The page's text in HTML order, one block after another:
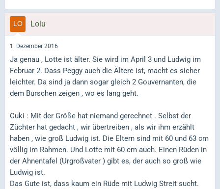
Lolu
1. Dezember 2016
Ja genau , Lotte ist älter. Sie wird im April 3 und Ludwig im
Februar 2. Dass Peggy auch die Ältere ist, macht es sicher
leichter. Da sind ja dann sogar gleich 2 Gouvernanten, die
dem Burschen zeigen , wo es lang geht.
Cuki : Mit der Größe hat niemand gerechnet . Selbst der
Züchter hat gedacht , wir übertreiben , als wir ihm erzählt
haben , wie groß Ludwig ist. Die Eltern sind mit 60 und 63 cm
völlig im Rahmen. Und Lotte mit 60 cm auch. Einen Rüden in
der Ahnentafel (Urgroßvater ) gibt es, der auch so groß wie
Ludwig ist.
Das Gute ist, dass kaum ein Rüde mit Ludwig Streit sucht.